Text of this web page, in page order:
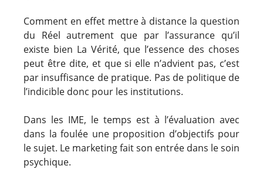
Comment en effet mettre à distance la question
du Réel autrement que par l’assurance qu’il
existe bien La Vérité, que l’essence des choses
peut être dite, et que si elle n’advient pas, c’est
par insuffisance de pratique. Pas de politique de
l’indicible donc pour les institutions.
Dans les IME, le temps est à l’évaluation avec
dans la foulée une proposition d’objectifs pour
le sujet. Le marketing fait son entrée dans le soin
psychique.